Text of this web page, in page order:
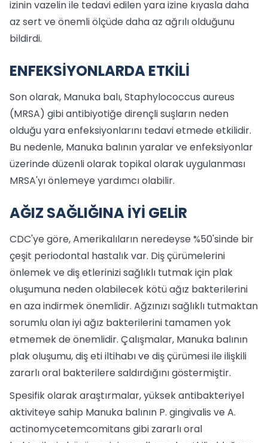
izinin vazelin ile tedavi edilen yara izine kıyasla daha
az sert ve önemli ölçüde daha az ağrılı olduğunu
bildirdi.
ENFEKSİYONLARDA ETKİLİ
Son olarak, Manuka balı, Staphylococcus aureus
(MRSA) gibi antibiyotiğe dirençli suşların neden
olduğu yara enfeksiyonlarını tedavi etmede etkilidir.
Bu nedenle, Manuka balının yaralar ve enfeksiyonlar
üzerinde düzenli olarak topikal olarak uygulanması
MRSA'yı önlemeye yardımcı olabilir.
AĞIZ SAĞLIĞINA İYİ GELİR
CDC'ye göre, Amerikalıların neredeyse %50'sinde bir
çeşit periodontal hastalık var. Diş çürümelerini
önlemek ve diş etlerinizi sağlıklı tutmak için plak
oluşumuna neden olabilecek kötü ağız bakterilerini
en aza indirmek önemlidir. Ağzınızı sağlıklı tutmaktan
sorumlu olan iyi ağız bakterilerini tamamen yok
etmemek de önemlidir. Çalışmalar, Manuka balının
plak oluşumu, diş eti iltihabı ve diş çürümesi ile ilişkili
zararlı oral bakterilere saldırdığını göstermiştir.
Spesifik olarak araştırmalar, yüksek antibakteriyel
aktiviteye sahip Manuka balının P. gingivalis ve A.
actinomycetemcomitans gibi zararlı oral